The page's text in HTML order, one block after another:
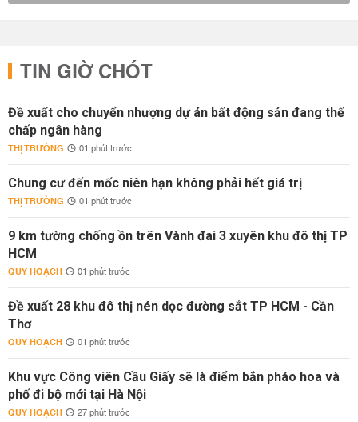
TIN GIỜ CHÓT
Đề xuất cho chuyển nhượng dự án bất động sản đang thế
chấp ngân hàng
THỊ TRƯỜNG 01 phút trước
Chung cư đến mốc niên hạn không phải hết giá trị
THỊ TRƯỜNG 01 phút trước
9 km tường chống ồn trên Vành đai 3 xuyên khu đô thị TP
HCM
QUY HOẠCH 01 phút trước
Đề xuất 28 khu đô thị nén dọc đường sắt TP HCM - Cần
Thơ
QUY HOẠCH 01 phút trước
Khu vực Công viên Cầu Giấy sẽ là điểm bắn pháo hoa và
phố đi bộ mới tại Hà Nội
QUY HOẠCH 27 phút trước